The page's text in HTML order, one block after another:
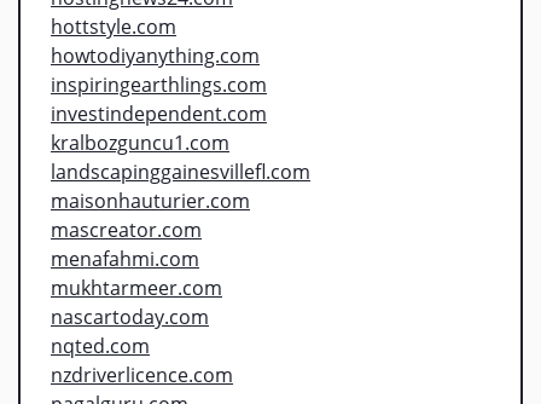
hottstyle.com
howtodiyanything.com
inspiringearthlings.com
investindependent.com
kralbozguncu1.com
landscapinggainesvillefl.com
maisonhauturier.com
mascreator.com
menafahmi.com
mukhtarmeer.com
nascartoday.com
nqted.com
nzdriverlicence.com